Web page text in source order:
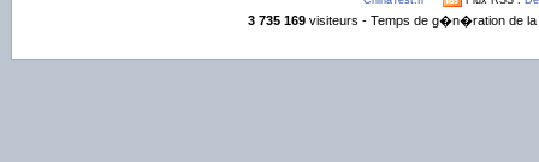
3 735 169visiteurs - Temps de g�n�ration de